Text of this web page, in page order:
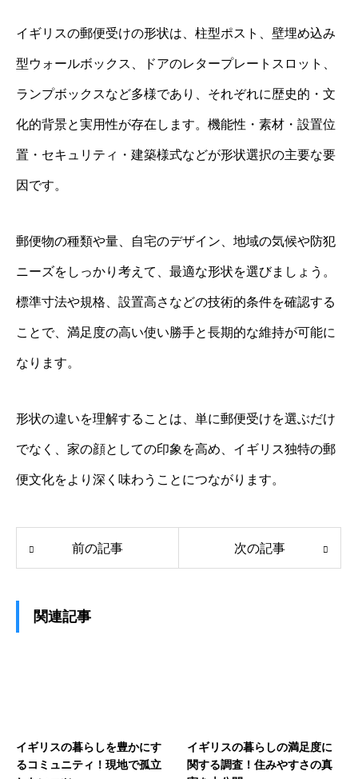
イギリスの郵便受けの形状は、柱型ポスト、壁埋め込み
型ウォールボックス、ドアのレタープレートスロット、
ランプボックスなど多様であり、それぞれに歴史的・文
化的背景と実用性が存在します。機能性・素材・設置位
置・セキュリティ・建築様式などが形状選択の主要な要
因です。
郵便物の種類や量、自宅のデザイン、地域の気候や防犯
ニーズをしっかり考えて、最適な形状を選びましょう。
標準寸法や規格、設置高さなどの技術的条件を確認する
ことで、満足度の高い使い勝手と長期的な維持が可能に
なります。
形状の違いを理解することは、単に郵便受けを選ぶだけ
でなく、家の顔としての印象を高め、イギリス独特の郵
便文化をより深く味わうことにつながります。
前の記事 次の記事
関連記事
イギリスの暮らしを豊かにす
るコミュニティ！現地で孤立
イギリスの暮らしの満足度に
関する調査！住みやすさの真